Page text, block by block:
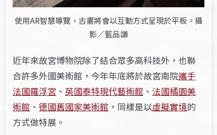
使用AR智慧導覽，古畫將會以互動方式呈現於平板。攝
影／藍品謙
近年來故宮博物院除了結合眾多高科技外，也聯
合許多外國美術館，今年年底將於故宮南院攜手
法國羅浮宮 、英國泰特現代藝術館 、 法國橘園美
術館 、德國舊國家美術館 ，同樣是以虛擬實境的
方式做特展。